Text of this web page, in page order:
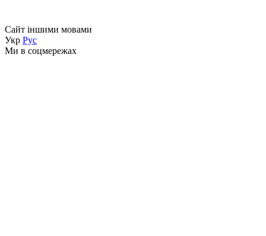
Сайт іншими мовами
Укр Рус
Ми в соцмережах